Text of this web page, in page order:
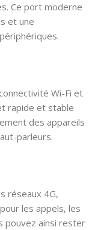
Ce port moderne
et une
Wi-Fi et
rapide et stable
des appareils
parleurs.
réseaux 4G,
les appels, les
pouvez ainsi rester